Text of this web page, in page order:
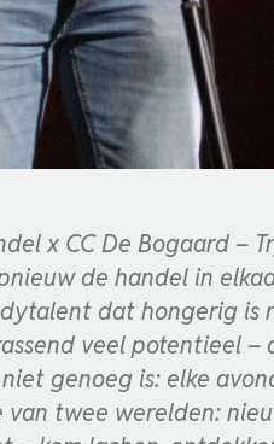
x CC De Bogaard –
de handel in
dat hongerig is
veel potentieel
genoeg is: elke
twee werelden: